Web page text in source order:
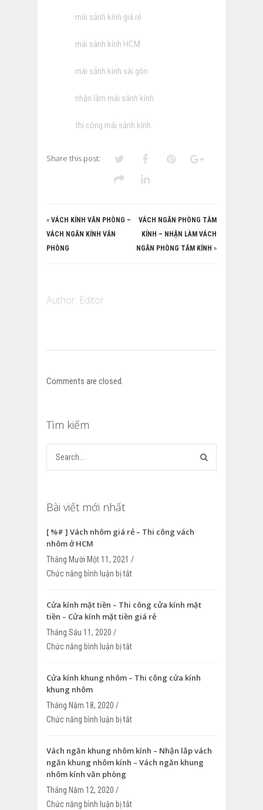
mái sảnh kính giá rẻ
mái sảnh kính HCM
mái sảnh kính sài gòn
nhận làm mái sảnh kính
thi công mái sảnh kính
Share this post:
« VÁCH KÍNH VĂN PHÒNG –
VÁCH NGĂN KÍNH VĂN
PHÒNG
VÁCH NGĂN PHÒNG TẮM
KÍNH – NHẬN LÀM VÁCH
NGĂN PHÒNG TẮM KÍNH »
Author: Editor
Comments are closed.
Tìm kiếm
Bài viết mới nhất
[ %# ] Vách nhôm giá rẻ – Thi công vách
nhôm ở HCM
Tháng Mười Một 11, 2021 /
Chức năng bình luận bị tắt
Cửa kính mặt tiền – Thi công cửa kính mặt
tiền – Cửa kính mặt tiền giá rẻ
Tháng Sáu 11, 2020 /
Chức năng bình luận bị tắt
Cửa kính khung nhôm – Thi công cửa kính
khung nhôm
Tháng Năm 18, 2020 /
Chức năng bình luận bị tắt
Vách ngăn khung nhôm kính – Nhận lắp vách
ngăn khung nhôm kính – Vách ngăn khung
nhôm kính văn phòng
Tháng Năm 12, 2020 /
Chức năng bình luận bị tắt